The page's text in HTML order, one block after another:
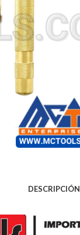
DESCRIPCIÓN